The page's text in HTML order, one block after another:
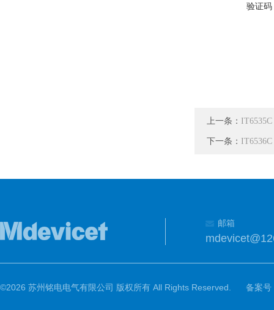
验证码
上一条：
下一条：
邮箱
©2026 苏州铭电电气有限公司 版权所有 All Rights Reserved. 备案号